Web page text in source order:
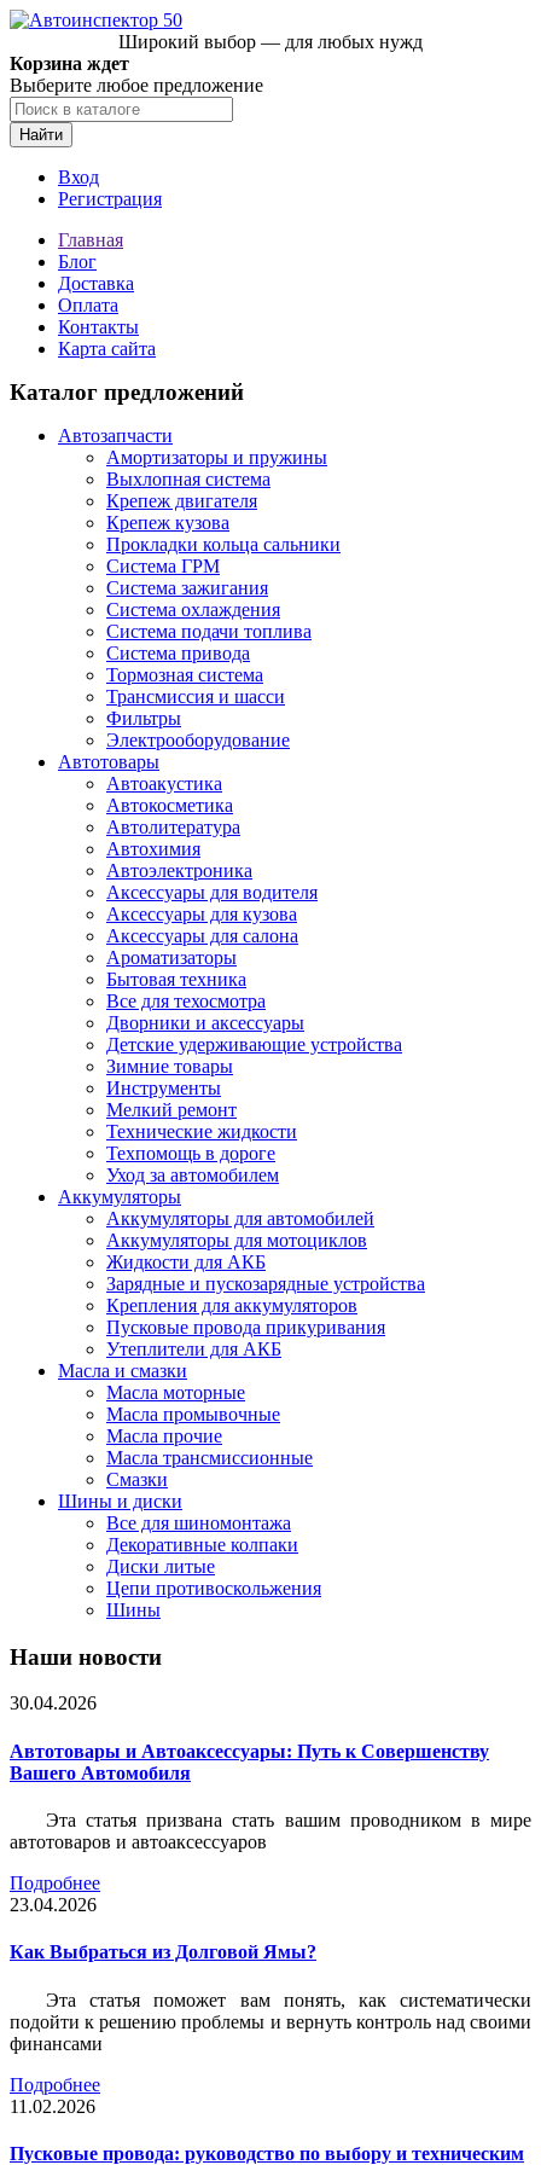
Широкий выбор — для любых нужд
Корзина ждет
Выберите любое предложение
Найти
Вход
Регистрация
Главная
Блог
Доставка
Оплата
Контакты
Карта сайта
Каталог предложений
Автозапчасти
Амортизаторы и пружины
Выхлопная система
Крепеж двигателя
Крепеж кузова
Прокладки кольца сальники
Система ГРМ
Система зажигания
Система охлаждения
Система подачи топлива
Система привода
Тормозная система
Трансмиссия и шасси
Фильтры
Электрооборудование
Автотовары
Автоакустика
Автокосметика
Автолитература
Автохимия
Автоэлектроника
Аксессуары для водителя
Аксессуары для кузова
Аксессуары для салона
Ароматизаторы
Бытовая техника
Все для техосмотра
Дворники и аксессуары
Детские удерживающие устройства
Зимние товары
Инструменты
Мелкий ремонт
Технические жидкости
Техпомощь в дороге
Уход за автомобилем
Аккумуляторы
Аккумуляторы для автомобилей
Аккумуляторы для мотоциклов
Жидкости для АКБ
Зарядные и пускозарядные устройства
Крепления для аккумуляторов
Пусковые провода прикуривания
Утеплители для АКБ
Масла и смазки
Масла моторные
Масла промывочные
Масла прочие
Масла трансмиссионные
Смазки
Шины и диски
Все для шиномонтажа
Декоративные колпаки
Диски литые
Цепи противоскольжения
Шины
Наши новости
30.04.2026
Автотовары и Автоаксессуары: Путь к Совершенству
Вашего Автомобиля
Эта статья призвана стать вашим проводником в мире
автотоваров и автоаксессуаров
Подробнее
23.04.2026
Как Выбраться из Долговой Ямы?
Эта статья поможет вам понять, как систематически
подойти к решению проблемы и вернуть контроль над своими
финансами
Подробнее
11.02.2026
Пусковые провода: руководство по выбору и техническим